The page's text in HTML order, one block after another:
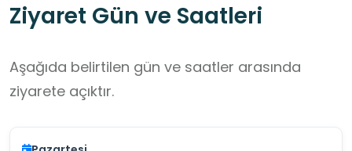
Ziyaret Gün ve Saatleri
Aşağıda belirtilen gün ve saatler arasında
ziyarete açıktır.